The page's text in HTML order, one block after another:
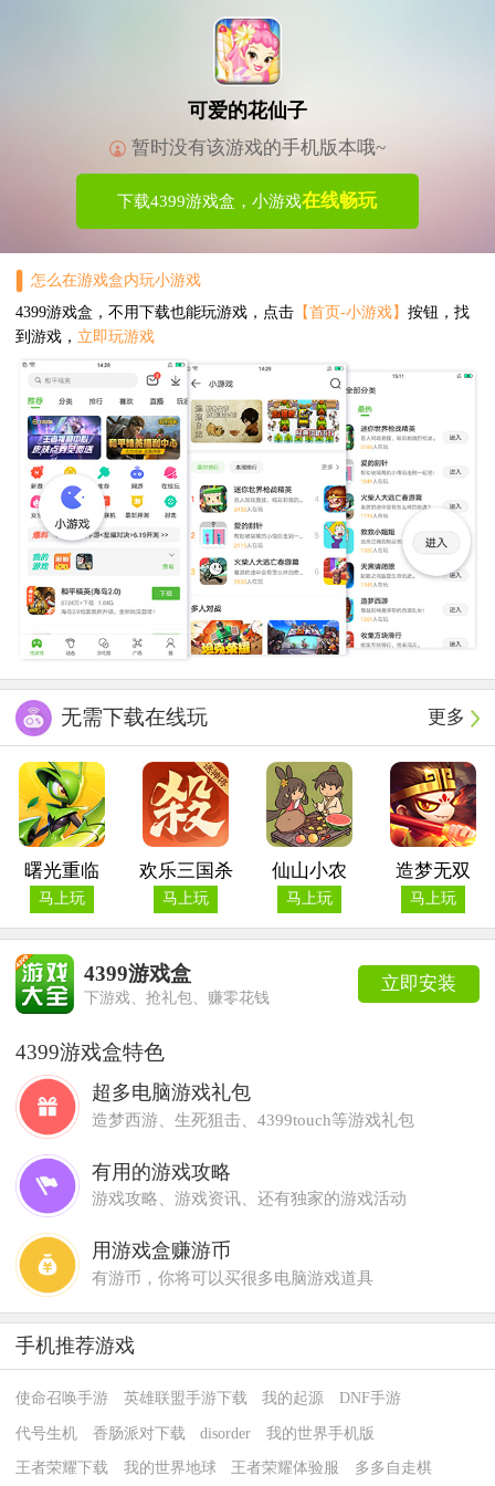
可爱的花仙子
暂时没有该游戏的手机版本哦~
下载4399游戏盒，小游戏在线畅玩
怎么在游戏盒内玩小游戏
4399游戏盒，不用下载也能玩游戏，点击【首页-小游戏】 按钮，找
到游戏， 立即玩游戏
更多
无需下载在线玩
曙光重临
马上玩
欢乐三国杀
马上玩
仙山小农
马上玩
造梦无双
马上玩
立即安装
4399游戏盒
下游戏、抢礼包、赚零花钱
4399游戏盒特色
超多电脑游戏礼包
造梦西游、生死狙击、4399touch等游戏礼包
有用的游戏攻略
游戏攻略、游戏资讯、还有独家的游戏活动
用游戏盒赚游币
有游币，你将可以买很多电脑游戏道具
手机推荐游戏
使命召唤手游 英雄联盟手游下载 我的起源 DNF手游
代号生机 香肠派对下载 disorder 我的世界手机版
王者荣耀下载 我的世界地球 王者荣耀体验服 多多自走棋